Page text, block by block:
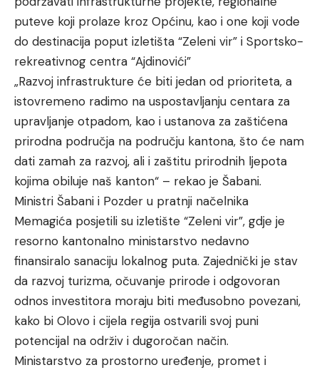
puteve koji prolaze kroz Općinu, kao i one koji vode
do destinacija poput izletišta “Zeleni vir” i Sportsko-
rekreativnog centra “Ajdinovići”
„Razvoj infrastrukture će biti jedan od prioriteta, a
istovremeno radimo na uspostavljanju centara za
upravljanje otpadom, kao i ustanova za zaštićena
prirodna područja na području kantona, što će nam
dati zamah za razvoj, ali i zaštitu prirodnih ljepota
kojima obiluje naš kanton“ – rekao je Šabani.
Ministri Šabani i Pozder u pratnji načelnika
Memagića posjetili su izletište “Zeleni vir”, gdje je
resorno kantonalno ministarstvo nedavno
finansiralo sanaciju lokalnog puta. Zajednički je stav
da razvoj turizma, očuvanje prirode i odgovoran
odnos investitora moraju biti međusobno povezani,
kako bi Olovo i cijela regija ostvarili svoj puni
potencijal na održiv i dugoročan način.
Ministarstvo za prostorno uređenje, promet i